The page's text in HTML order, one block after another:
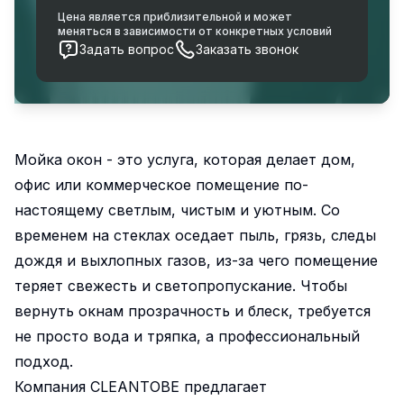
Цена является приблизительной и может
меняться в зависимости от конкретных условий
Задать вопрос Заказать звонок
Мойка окон - это услуга, которая делает дом,
офис или коммерческое помещение по-
настоящему светлым, чистым и уютным. Со
временем на стеклах оседает пыль, грязь, следы
дождя и выхлопных газов, из-за чего помещение
теряет свежесть и светопропускание. Чтобы
вернуть окнам прозрачность и блеск, требуется
не просто вода и тряпка, а профессиональный
подход.
Компания CLEANTOBE предлагает